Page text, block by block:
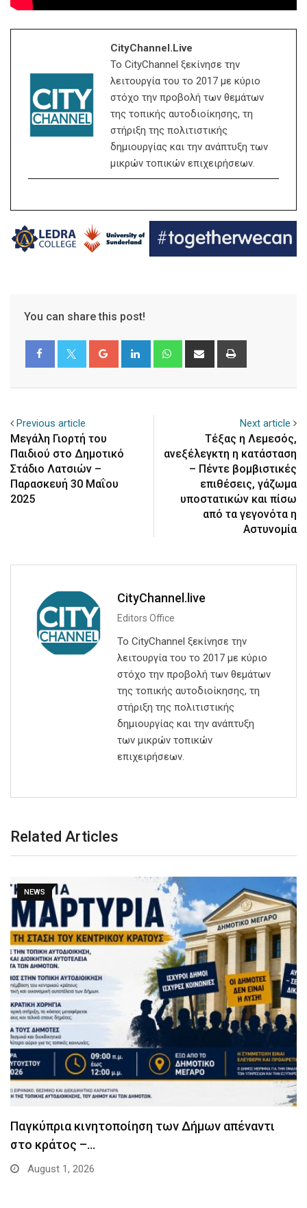
CityChannel.live
Το CityChannel ξεκίνησε την
λειτουργία του το 2017 με κύριο
στόχο την προβολή των θεμάτων
της τοπικής αυτοδιοίκησης, τη
στήριξη της πολιτιστικής
δημιουργίας και την ανάπτυξη των
μικρών τοπικών επιχειρήσεων.
You can share this post!
Google+ LinkedIn WhatsappShare
Previous article
Μεγάλη Γιορτή του
Παιδιού στο Δημοτικό
Στάδιο Λατσιών –
Παρασκευή 30 Μαΐου
2025
Next article
Τέξας η Λεμεσός,
ανεξέλεγκτη η κατάσταση
– Πέντε βομβιστικές
επιθέσεις, γάζωμα
υποστατικών και πίσω
από τα γεγονότα η
Αστυνομία
CityChannel.live
Editors Office
Το CityChannel ξεκίνησε την
λειτουργία του το 2017 με κύριο
στόχο την προβολή των θεμάτων
της τοπικής αυτοδιοίκησης, τη
στήριξη της πολιτιστικής
δημιουργίας και την ανάπτυξη
των μικρών τοπικών
επιχειρήσεων.
Related Articles
NEWS
Παγκύπρια κινητοποίηση των Δήμων απέναντι
στο κράτος –…
August 1, 2026